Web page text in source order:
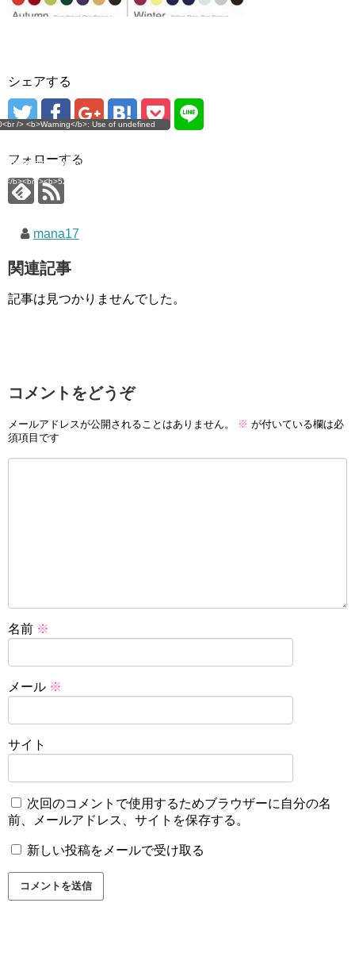
シェアする
error
b>: Use of undefined
public_html/wp-
ultimate-google-
b><br />
/> <b>Warning</b>: Use of undefined
mana17/yukimana.com/public_html/wp-
content/plugins/ultimate-google-
<b>524</b><br />
フォローする
mana17
関連記事
記事は見つかりませんでした。
コメントをどうぞ
メールアドレスが公開されることはありません。 ※ が付いている欄は必
須項目です
名前 ※
メール ※
サイト
次回のコメントで使用するためブラウザーに自分の名
前、メールアドレス、サイトを保存する。
新しい投稿をメールで受け取る